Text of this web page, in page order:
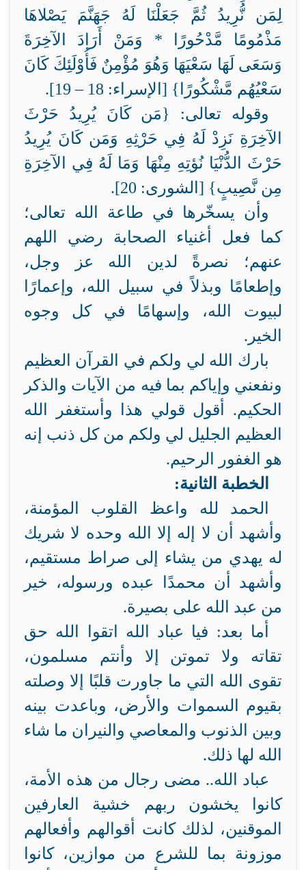
لِمَن نُّرِيدُ ثُمَّ جَعَلْنَا لَهُ جَهَنَّمَ يَصْلاهَا
مَذْمُومًا مَّدْحُورًا * وَمَنْ أَرَادَ الآخِرَةَ
وَسَعَى لَهَا سَعْيَهَا وَهُوَ مُؤْمِنٌ فَأُوْلَئِكَ كَانَ
سَعْيُهُم مَّشْكُورًا} [الإسراء: 18 – 19].
وقوله تعالى: {مَن كَانَ يُرِيدُ حَرْثَ
الآخِرَةِ نَزِدْ لَهُ فِي حَرْثِهِ وَمَن كَانَ يُرِيدُ
حَرْثَ الدُّنْيَا نُؤتِهِ مِنْهَا وَمَا لَهُ فِي الآخِرَةِ
مِن نَّصِيبٍ} [الشورى: 20].
وأن يسخّرها في طاعة الله تعالى؛
كما فعل أغنياء الصحابة رضي اللهم
عنهم؛ نصرةً لدين الله عز وجل،
وإطعامًا وبذلاً في سبيل الله، وإعمارًا
لبيوت الله، وإسهامًا في كل وجوه
الخير.
بارك الله لي ولكم في القرآن العظيم
ونفعني وإياكم بما فيه من الآيات والذكر
الحكيم. أقول قولي هذا وأستغفر الله
العظيم الجليل لي ولكم من كل ذنب إنه
هو الغفور الرحيم.
الخطبة الثانية:
الحمد لله واعظ القلوب المؤمنة،
وأشهد أن لا إله إلا الله وحده لا شريك
له يهدي من يشاء إلى صراط مستقيم،
وأشهد أن محمدًا عبده ورسوله، خير
من عبد الله على بصيرة.
أما بعد: فيا عباد الله اتقوا الله حق
تقاته ولا تموتن إلا وأنتم مسلمون،
تقوى الله التي ما جاورت قلبًا إلا وصلته
بقيوم السموات والأرض، وباعدت بينه
وبين الذنوب والمعاصي والنيران ما شاء
الله لها ذلك.
عباد الله.. مضى رجال من هذه الأمة،
كانوا يخشون ربهم خشية العارفين
الموقنين، لذلك كانت أقوالهم وأفعالهم
موزونة بما للشرع من موازين، كانوا